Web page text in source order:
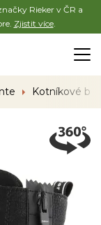
Rieker v ČR a
Zjistit více.
Kotníkové